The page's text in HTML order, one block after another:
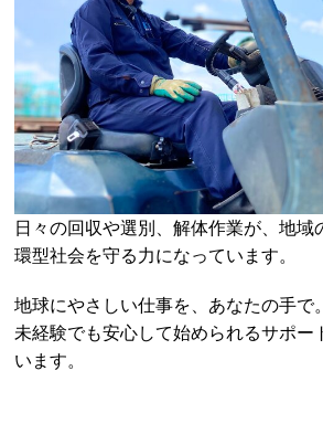
日々の回収や選別、解体作業が、地域
環型社会を守る力になっています。
地球にやさしい仕事を、あなたの手で。
未経験でも安心して始められるサポー
います。